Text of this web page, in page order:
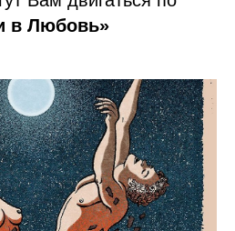
в Любовь»